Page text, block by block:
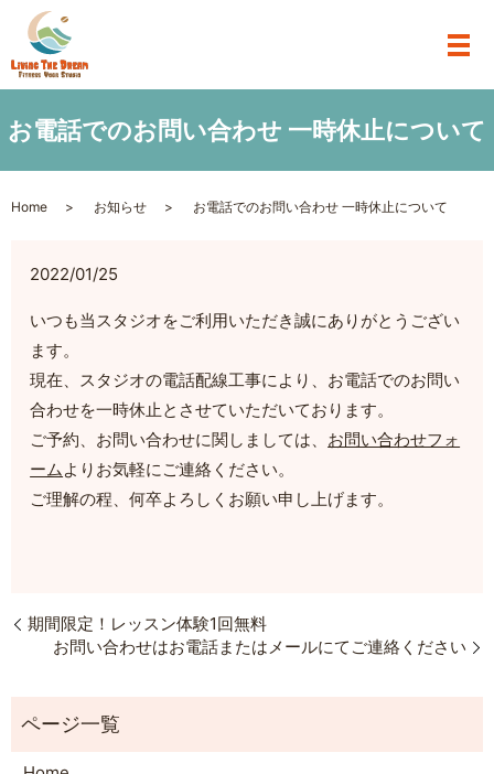
お電話でのお問い合わせ 一時休止について
Home お知らせ お電話でのお問い合わせ 一時休止について
2022/01/25
いつも当スタジオをご利用いただき誠にありがとうござい
ます。
現在、スタジオの電話配線工事により、お電話でのお問い
合わせを一時休止とさせていただいております。
ご予約、お問い合わせに関しましては、 お問い合わせフォ
ームよりお気軽にご連絡ください。
ご理解の程、何卒よろしくお願い申し上げます。
期間限定！レッスン体験1回無料
お問い合わせはお電話またはメールにてご連絡ください